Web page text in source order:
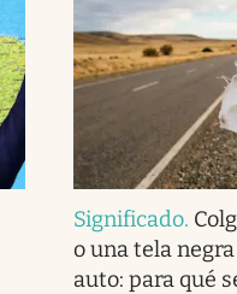
Significado.
o una tela
auto: para qué